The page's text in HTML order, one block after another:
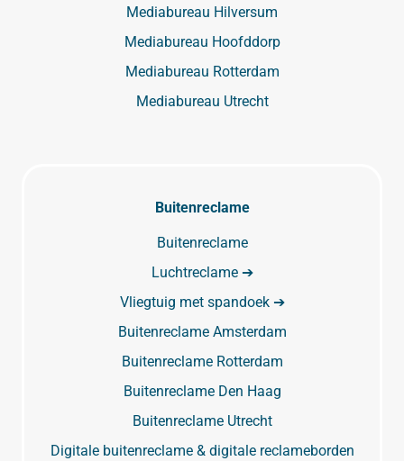
Mediabureau Hilversum
Mediabureau Hoofddorp
Mediabureau Rotterdam
Mediabureau Utrecht
Buitenreclame
Buitenreclame
Luchtreclame ➔
Vliegtuig met spandoek ➔
Buitenreclame Amsterdam
Buitenreclame Rotterdam
Buitenreclame Den Haag
Buitenreclame Utrecht
Digitale buitenreclame & digitale reclameborden